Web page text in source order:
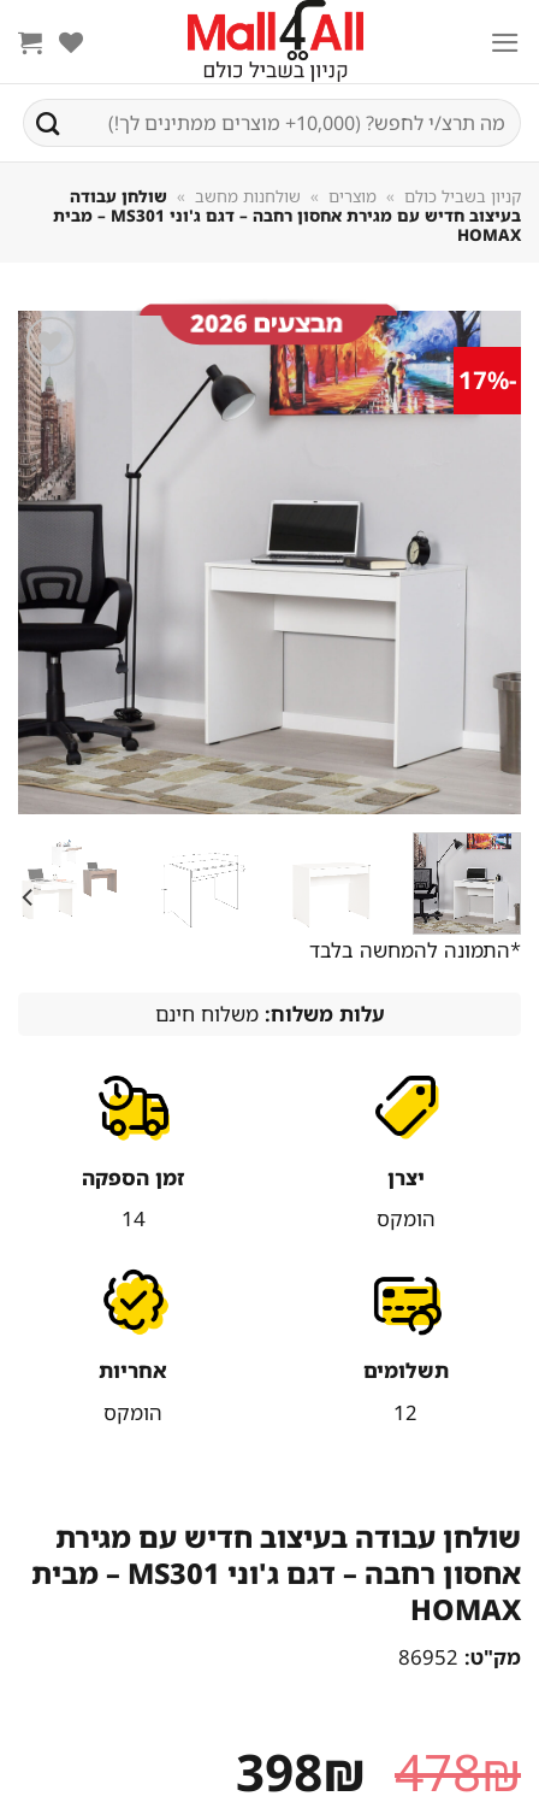
חיפוש
עבור:
קניון בשביל כולם מוצרים שולחנות מחשב
שולחן עבודה
בעיצוב חדיש עם מגירת אחסון רחבה – דגם ג'וני MS301 – מבית
HOMAX
שמור
מוצר
במועדפים
*התמונה להמחשה בלבד
עלות משלוח:משלוח חינם
יצרן
הומקס
זמן הספקה
14
תשלומים
12
אחריות
הומקס
שולחן עבודה בעיצוב חדיש עם מגירת
אחסון רחבה – דגם ג'וני MS301 – מבית
HOMAX
מק"ט:86952
478₪ המחיר
398₪ המחיר